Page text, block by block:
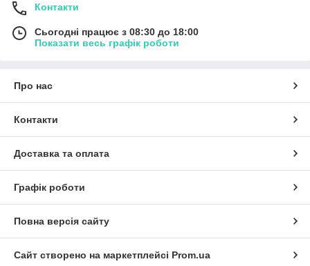
Контакти
Сьогодні працює з 08:30 до 18:00
Показати весь графік роботи
Про нас
Контакти
Доставка та оплата
Графік роботи
Повна версія сайту
Сайт створено на маркетплейсі Prom.ua